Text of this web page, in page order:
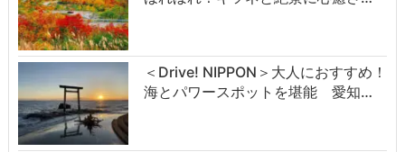
＜Drive! NIPPON＞大人におすすめ！
海とパワースポットを堪能 愛知…